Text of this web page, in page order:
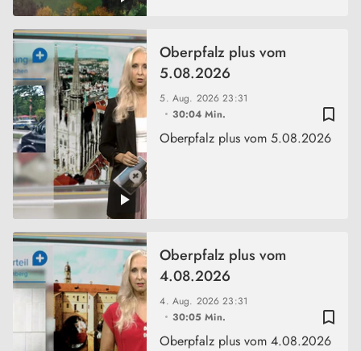
bookmark_border
5. Aug. 202623:31
30:04 Min.
Oberpfalz plus vom
5.08.2026
Oberpfalz plus vom 5.08.2026
bookmark_border
4. Aug. 202623:31
30:05 Min.
Oberpfalz plus vom
4.08.2026
Oberpfalz plus vom 4.08.2026